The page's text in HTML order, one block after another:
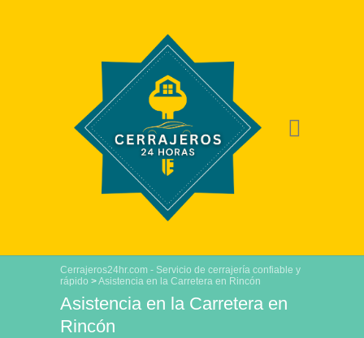
Cerrajeros24hr.com - Servicio de cerrajería confiable y
rápido >Asistencia en la Carretera en Rincón
Asistencia en la Carretera en
Rincón